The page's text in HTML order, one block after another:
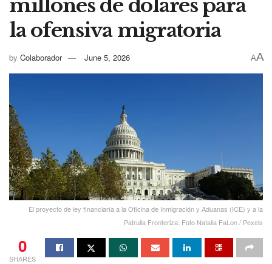
millones de dólares para
la ofensiva migratoria
by Colaborador June 5, 2026 AA
El proyecto de ley financiaría a la Oficina de Inmigración y Aduanas (ICE) y a la
Patrulla Fronteriza. Foto Natalia FaLon / Pexels
0
SHARES